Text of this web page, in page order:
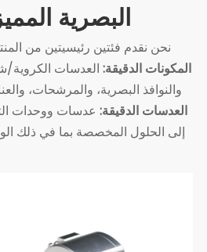
البصرية
نحن نقدم فئتين رئيسيتين من
المكونات الدقيقة: العدسات الكروية/
والنوافذ البصرية، والمرشحات،
العدسات الدقيقة: عدسات ووحدات
إلى الحلول المخصصة بما في ذلك